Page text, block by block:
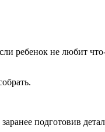
не любит
подготовив